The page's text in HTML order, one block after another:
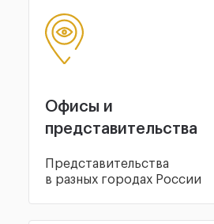
Офисы и
представительства
Представительства
в разных городах России